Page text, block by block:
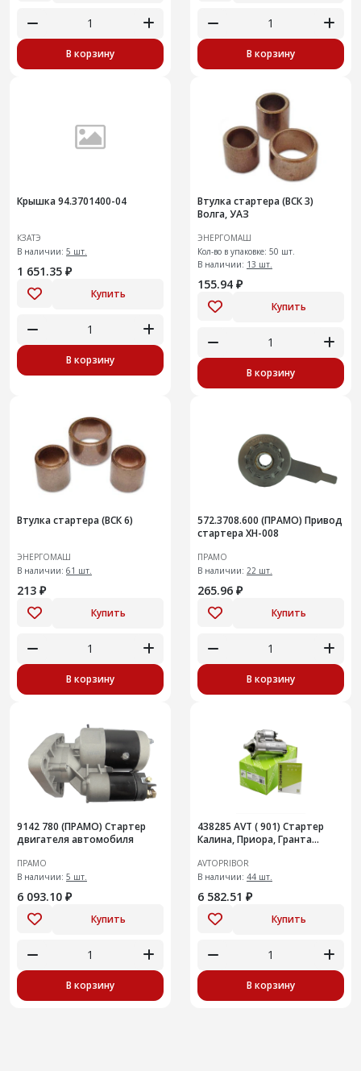
В корзину В корзину
Крышка 94.3701400-04
КЗАТЭ
В наличии: 5 шт.
1 651.35 ₽
Купить
В корзину
Втулка стартера (ВСК 3)
Волга, УАЗ
ЭНЕРГОМАШ
Кол-во в упаковке: 50 шт.
В наличии: 13 шт.
155.94 ₽
Купить
В корзину
Втулка стартера (ВСК 6)
ЭНЕРГОМАШ
В наличии: 61 шт.
213 ₽
Купить
В корзину
572.3708.600 (ПРАМО) Привод
стартера XH-008
ПРАМО
В наличии: 22 шт.
265.96 ₽
Купить
В корзину
9142 780 (ПРАМО) Стартер
двигателя автомобиля
ПРАМО
В наличии: 5 шт.
6 093.10 ₽
Купить
В корзину
438285 AVT ( 901) Стартер
Калина, Приора, Гранта
AVTOPRIBOR
В наличии: 44 шт.
6 582.51 ₽
Купить
В корзину